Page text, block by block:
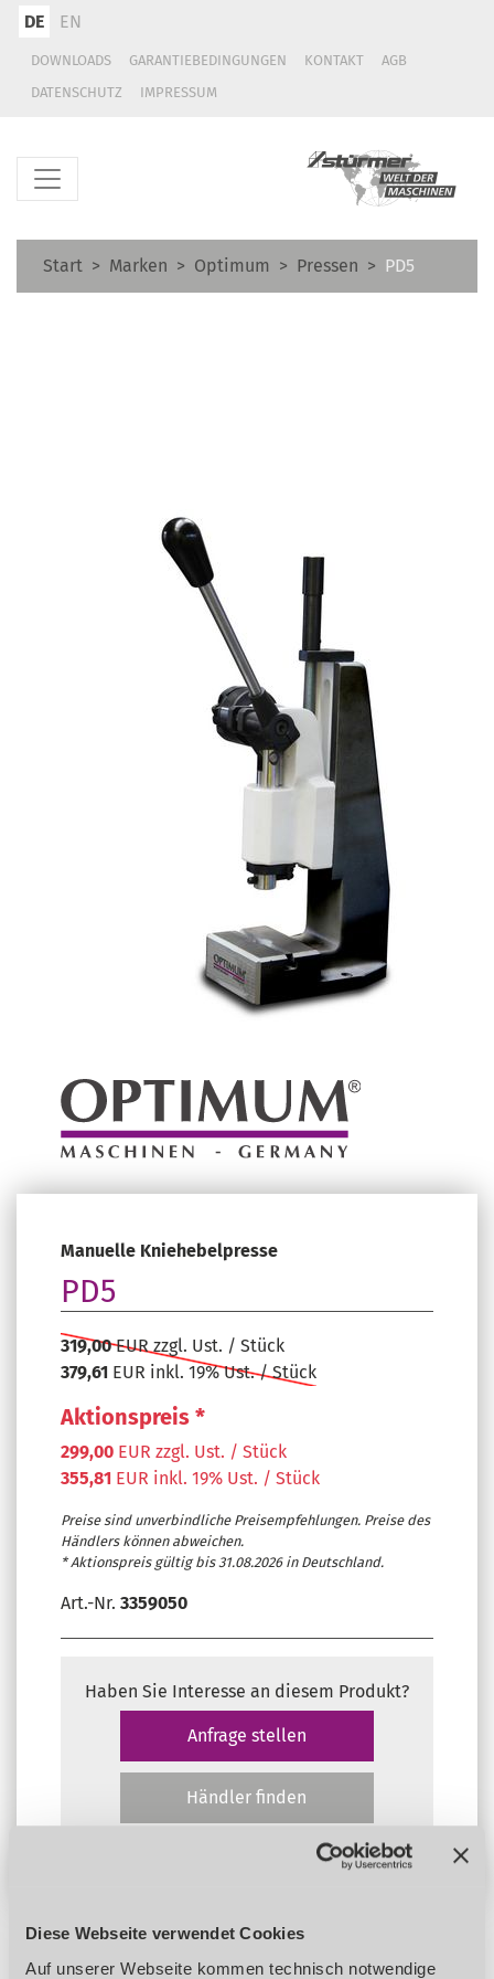
Diese Webseite verwendet Cookies
Auf unserer Webseite kommen technisch notwendige
DE EN
DOWNLOADS GARANTIEBEDINGUNGEN KONTAKT
AGB
DATENSCHUTZ
IMPRESSUM
Start Marken Optimum Pressen PD5
Manuelle Kniehebelpresse
PD5
319,00EUR zzgl. Ust. / Stück
379,61 EUR inkl. 19% Ust. / Stück
Aktionspreis *
299,00 EUR zzgl. Ust. / Stück
355,81 EUR inkl. 19% Ust. / Stück
Preise sind unverbindliche Preisempfehlungen. Preise des
Händlers können abweichen.
* Aktionspreis gültig bis 31.08.2026 in Deutschland.
Art.-Nr. 3359050
Haben Sie Interesse an diesem Produkt?
Anfrage stellen
Händler finden